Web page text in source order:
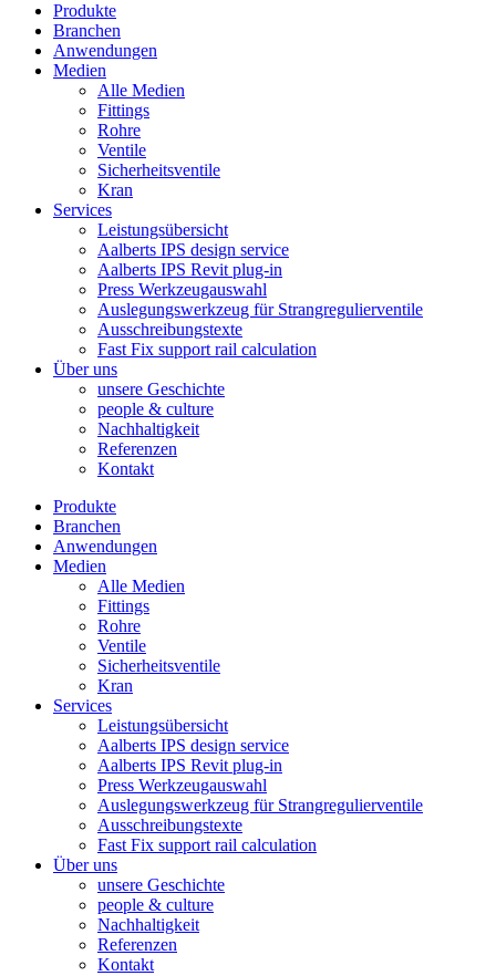
Produkte
Branchen
Anwendungen
Medien
Alle Medien
Fittings
Rohre
Ventile
Sicherheitsventile
Kran
Services
Leistungsübersicht
Aalberts IPS design service
Aalberts IPS Revit plug-in
Press Werkzeugauswahl
Auslegungswerkzeug für Strangregulierventile
Ausschreibungstexte
Fast Fix support rail calculation
Über uns
unsere Geschichte
people & culture
Nachhaltigkeit
Referenzen
Kontakt
Produkte
Branchen
Anwendungen
Medien
Alle Medien
Fittings
Rohre
Ventile
Sicherheitsventile
Kran
Services
Leistungsübersicht
Aalberts IPS design service
Aalberts IPS Revit plug-in
Press Werkzeugauswahl
Auslegungswerkzeug für Strangregulierventile
Ausschreibungstexte
Fast Fix support rail calculation
Über uns
unsere Geschichte
people & culture
Nachhaltigkeit
Referenzen
Kontakt